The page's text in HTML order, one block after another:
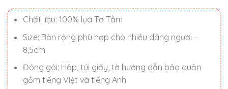
990.000 ₫.
Chất liệu: 100% lụa Tơ Tằm
Size: Bản rộng phù hợp cho nhiều dáng người –
8,5cm
Đóng gói: Hộp, túi giấy, tờ hướng dẫn bảo quản
gồm tiếng Việt và tiếng Anh